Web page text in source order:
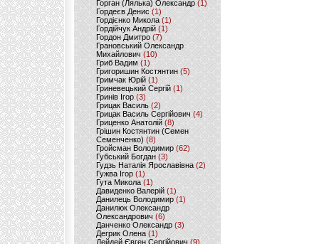
Горган (Лялька) Олександр(1)
Гордеєв Денис (1)
Гордієнко Микола (1)
Гордійчук Андрій (1)
Гордон Дмитро (7)
Грановський Олександр
Михайлович (10)
Гриб Вадим (1)
Григоришин Костянтин (5)
Гримчак Юрій(1)
Гриневецький Сергій(1)
Гринів Ігор (3)
Грицак Василь (2)
Грицак Василь Сергійович (4)
Гриценко Анатолій (8)
Грішин Костянтин (Семен
Семенченко)(8)
Гройсман Володимир(62)
Губський Богдан (3)
Гудзь Наталія Ярославівна(2)
Гужва Ігор (1)
Гута Микола (1)
Давиденко Валерій (1)
Данилець Володимир(1)
Данилюк Олександр
Олександрович (6)
Данченко Олександр (3)
Дегрик Олена(1)
Дейдей Євген Сергійович(9)